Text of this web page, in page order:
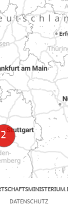
DATENSCHUTZ